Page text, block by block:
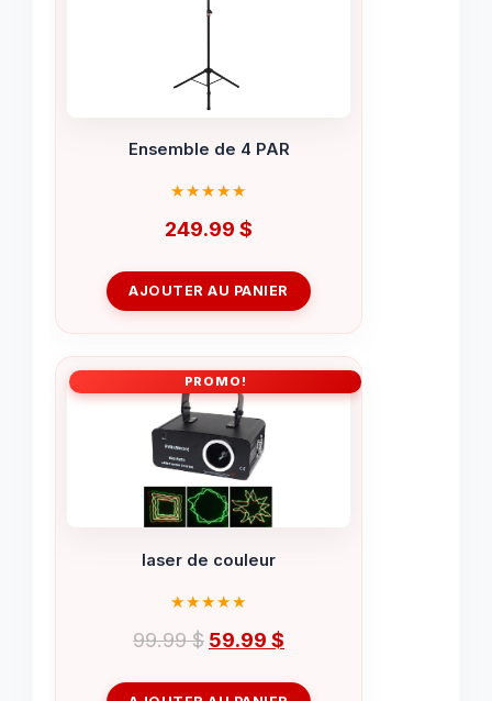
Ensemble de 4 PAR
249.99 $
AJOUTER AU PANIER
PROMO!
laser de couleur
99.99$ Le
59.99 $